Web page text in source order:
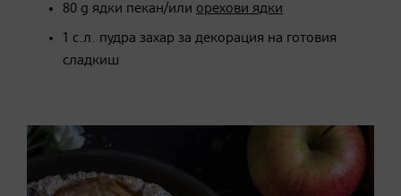
80 g ядки пекан/или орехови ядки
1 с.л. пудра захар за декорация на готовия
сладкиш